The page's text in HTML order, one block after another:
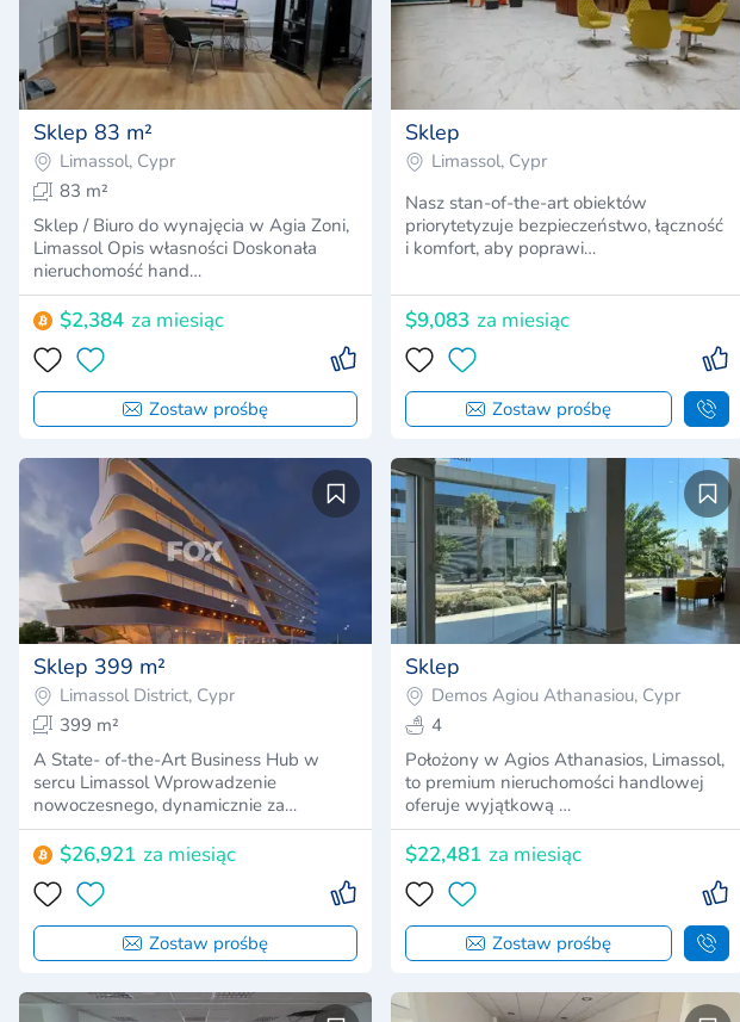
Sklep 83 m²
Limassol, Cypr
83 m²
Sklep / Biuro do wynajęcia w Agia Zoni,
Limassol Opis własności Doskonała
nieruchomość hand…
$2,384 za miesiąc
Zostaw prośbę
Sklep
Limassol, Cypr
Nasz stan-of-the-art obiektów
priorytetyzuje bezpieczeństwo, łączność
i komfort, aby poprawi…
$9,083 za miesiąc
Zostaw prośbę
Sklep 399 m²
Limassol District, Cypr
399 m²
A State- of-the-Art Business Hub w
sercu Limassol Wprowadzenie
nowoczesnego, dynamicznie za…
$26,921 za miesiąc
Zostaw prośbę
Sklep
Demos Agiou Athanasiou, Cypr
4
Położony w Agios Athanasios, Limassol,
to premium nieruchomości handlowej
oferuje wyjątkową …
$22,481 za miesiąc
Zostaw prośbę